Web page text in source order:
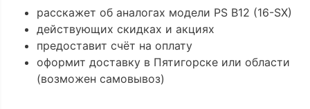
расскажет об аналогах модели PS B12 (16-SX)
действующих скидках и акциях
предоставит счёт на оплату
оформит доставку в Пятигорске или области
(возможен самовывоз)